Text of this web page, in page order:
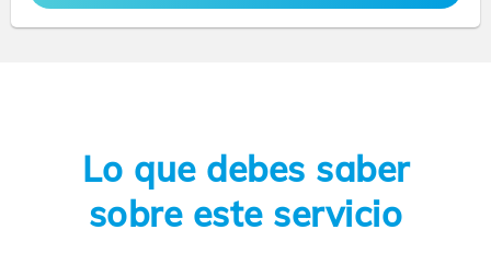
Lo que debes saber
sobre este servicio